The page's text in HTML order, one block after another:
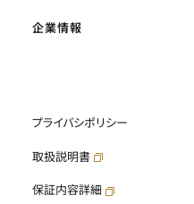
企業情報
プライバシポリシー
取扱説明書
保証内容詳細